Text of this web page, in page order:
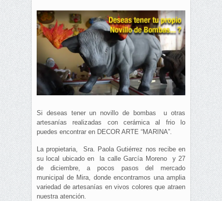
Si deseas tener un novillo de bombas u otras
artesanías realizadas con cerámica al frio lo
puedes encontrar en DECOR ARTE “MARINA”.
La propietaria, Sra. Paola Gutiérrez nos recibe en
su local ubicado en la calle García Moreno y 27
de diciembre, a pocos pasos del mercado
municipal de Mira, donde encontramos una amplia
variedad de artesanías en vivos colores que atraen
nuestra atención.